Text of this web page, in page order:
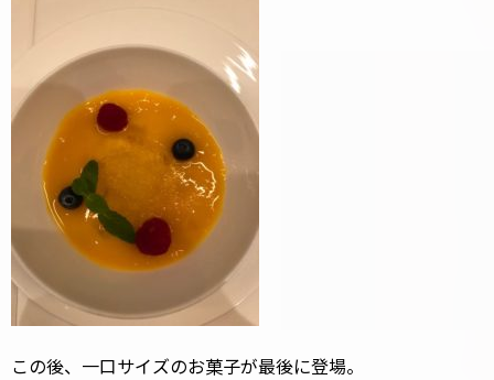
この後、一口サイズのお菓子が最後に登場。